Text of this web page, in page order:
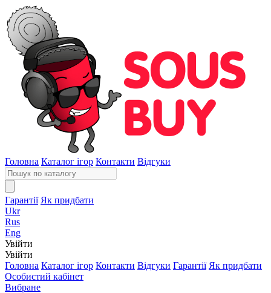
Головна Каталог ігор Контакти Відгуки
Гарантії Як придбати
Ukr
Rus
Eng
Увійти
Увійти
Головна Каталог ігор Контакти Відгуки Гарантії Як придбати
Особистий кабінет
Вибране